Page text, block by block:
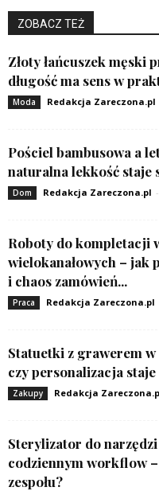
ZOBACZ TEŻ
Złoty łańcuszek męski
długość ma sens w
Moda Redakcja Zareczona.pl
Pościel bambusowa a
naturalna lekkość staje
Dom Redakcja Zareczona.pl -
Roboty do kompletacji
wielokanałowych – jak
i chaos zamówień...
Praca Redakcja Zareczona.pl
Statuetki z grawerem
czy personalizacja
Zakupy Redakcja
Sterylizator do
codziennym workflow
zespołu?